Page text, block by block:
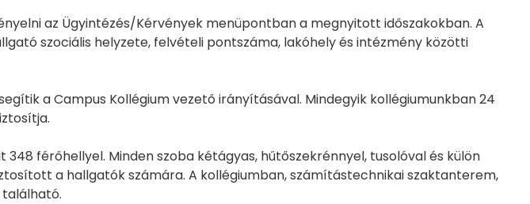
az Ügyintézés/Kérvények menüpontban a megnyitott időszakokban. A
szociális helyzete, felvételi pontszáma, lakóhely és intézmény közötti
a Campus Kollégium vezető irányításával. Mindegyik kollégiumunkban 24
férőhellyel. Minden szoba kétágyas, hűtőszekrénnyel, tusolóval és külön
a hallgatók számára. A kollégiumban, számítástechnikai szaktanterem,